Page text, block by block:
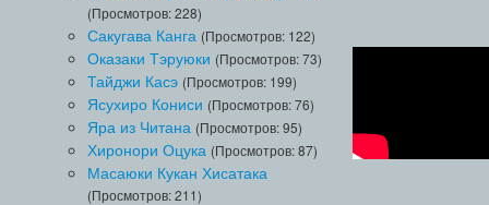
(Просмотров: 228)
Сакугава Канга (Просмотров: 122)
Оказаки Тэруюки (Просмотров: 73)
Тайджи Касэ (Просмотров: 199)
Ясухиро Кониси (Просмотров: 76)
Яра из Читана (Просмотров: 95)
Хиронори Оцука (Просмотров: 87)
Масаюки Кукан Хисатака
(Просмотров: 211)